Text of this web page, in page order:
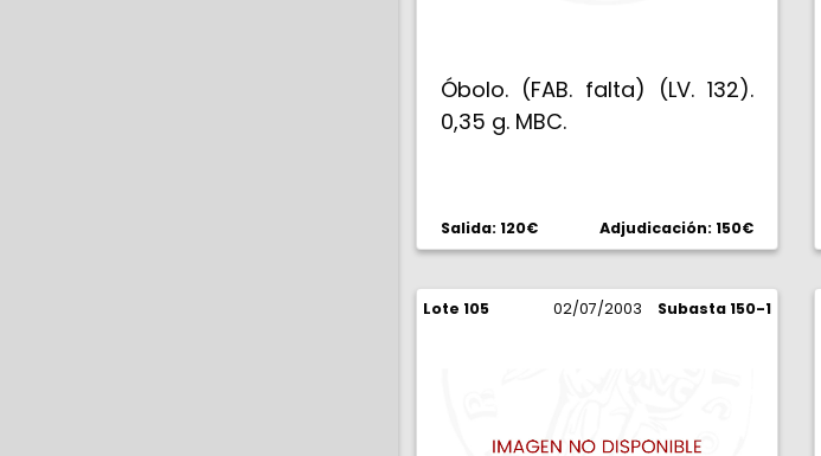
Óbolo. (FAB. falta) (LV. 132).
0,35 g. MBC.
Salida: 120€ Adjudicación: 150€
Lote 105 02/07/2003 Subasta 150-1